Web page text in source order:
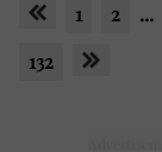
1 2 ...
132